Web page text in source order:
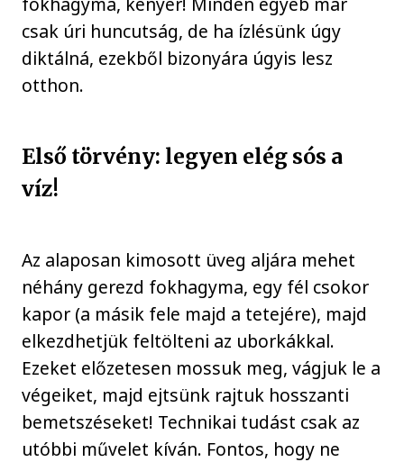
csak úri huncutság, de ha ízlésünk úgy
diktálná, ezekből bizonyára úgyis lesz
otthon.
Első törvény: legyen elég sós a
víz!
Az alaposan kimosott üveg aljára mehet
néhány gerezd fokhagyma, egy fél csokor
kapor (a másik fele majd a tetejére), majd
elkezdhetjük feltölteni az uborkákkal.
Ezeket előzetesen mossuk meg, vágjuk le a
végeiket, majd ejtsünk rajtuk hosszanti
bemetszéseket! Technikai tudást csak az
utóbbi művelet kíván. Fontos, hogy ne